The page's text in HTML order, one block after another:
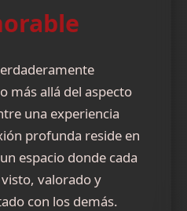
más allá del aspecto
una experiencia
profunda reside en
espacio donde cada
valorado y
con los demás.